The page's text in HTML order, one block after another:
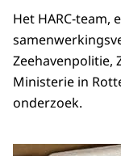
Het HARC-team,
Zeehavenpolitie,
Ministerie in
onderzoek.